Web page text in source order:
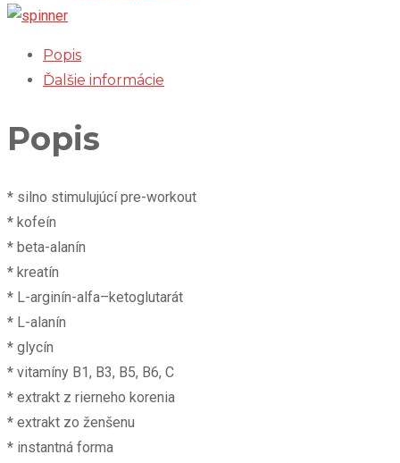
Popis
Ďalšie informácie
Popis
* silno stimulujúcí pre-workout
* kofeín
* beta-alanín
* kreatín
* L-arginín-alfa–ketoglutarát
* L-alanín
* glycín
* vitamíny B1, B3, B5, B6, C
* extrakt z rierneho korenia
* extrakt zo ženšenu
* instantná forma